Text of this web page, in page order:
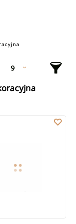
9
i nastawą
dolnego